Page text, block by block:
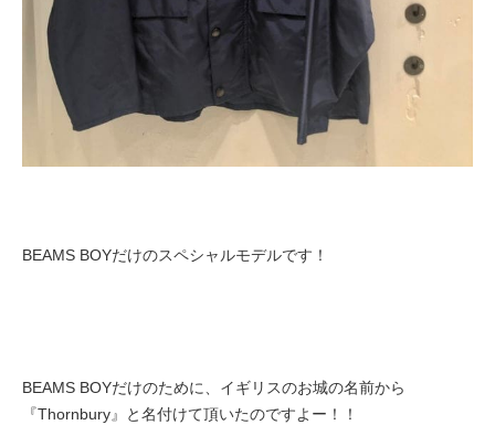
BEAMS BOYだけのスペシャルモデルです！
BEAMS BOYだけのために、イギリスのお城の名前から
『Thornbury』と名付けて頂いたのですよー！！